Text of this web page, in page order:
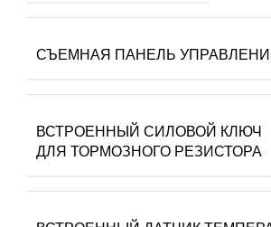
СЪЕМНАЯ ПАНЕЛЬ
ВСТРОЕННЫЙ СИЛОВОЙ КЛЮЧ
ДЛЯ ТОРМОЗНОГО РЕЗИСТОРА